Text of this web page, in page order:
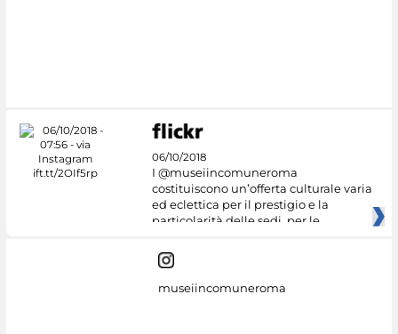
06/10/2018
I @museiincomuneroma
costituiscono un’offerta culturale varia
ed eclettica per il prestigio e la
particolarità delle sedi, per le
museiincomuneroma